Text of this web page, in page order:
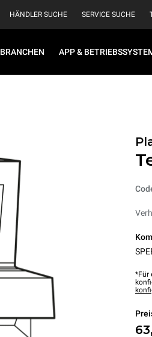
HÄNDLER SUCHE SERVICE SUCHE
BRANCHEN APP &
*Für